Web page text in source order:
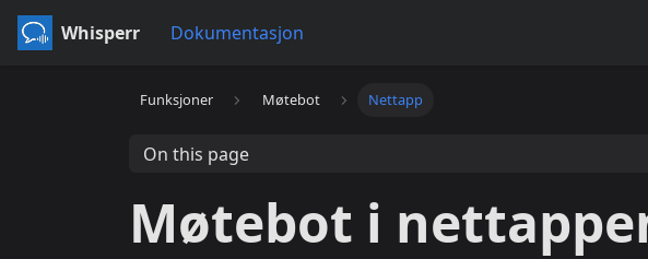
Whisperr Dokumentasjon
Funksjoner Møtebot Nettapp
On this page
Møtebot i